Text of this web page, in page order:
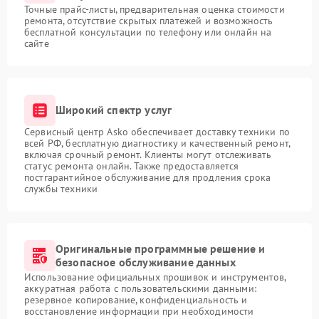
Точные прайс-листы, предварительная оценка стоимости
ремонта, отсутствие скрытых платежей и возможность
бесплатной консультации по телефону или онлайн на
сайте
Широкий спектр услуг
Сервисный центр Asko обеспечивает доставку техники по
всей РФ, бесплатную диагностику и качественный ремонт,
включая срочный ремонт. Клиенты могут отслеживать
статус ремонта онлайн. Также предоставляется
постгарантийное обслуживание для продления срока
службы техники
Оригинальные программные решение и
безопасное обслуживание данных
Использование официальных прошивок и инструментов,
аккуратная работа с пользовательскими данными:
резервное копирование, конфиденциальность и
восстановление информации при необходимости